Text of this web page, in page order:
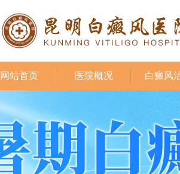
网站首页 医院概况 白癜风